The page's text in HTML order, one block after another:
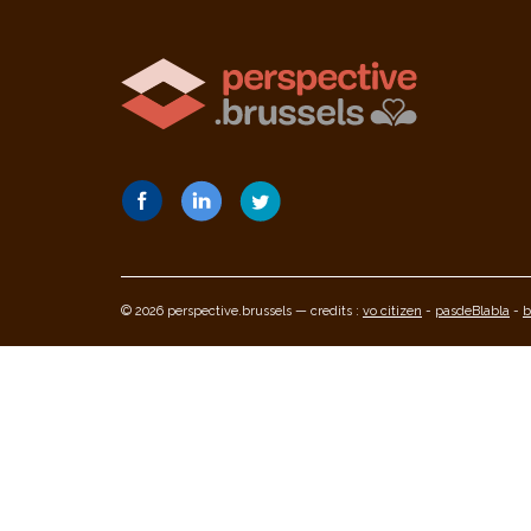
© 2026 perspective.brussels — credits : vo citizen - pasdeBlabla -